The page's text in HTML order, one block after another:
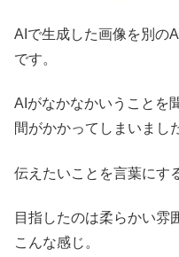
AIで生成した画像を別の
です。
AIがなかなかいうことを
間がかかってしまいまし
伝えたいことを言葉にす
目指したのは柔らかい雰
こんな感じ。